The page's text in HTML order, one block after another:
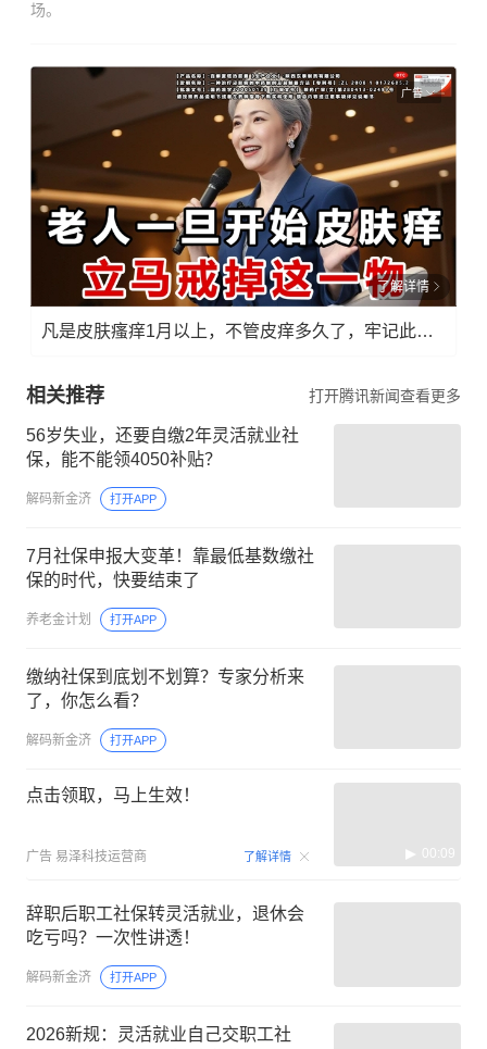
场。
广告
了解详情
凡是皮肤瘙痒1月以上，不管皮痒多久了，牢记此法，快！准！狠！
相关推荐 打开腾讯新闻查看更多
56岁失业，还要自缴2年灵活就业社
保，能不能领4050补贴？
解码新金济 打开APP
7月社保申报大变革！靠最低基数缴社
保的时代，快要结束了
养老金计划 打开APP
缴纳社保到底划不划算？专家分析来
了，你怎么看？
解码新金济 打开APP
点击领取，马上生效！
广告 易泽科技运营商 了解详情 00:09
辞职后职工社保转灵活就业，退休会
吃亏吗？一次性讲透！
解码新金济 打开APP
2026新规：灵活就业自己交职工社